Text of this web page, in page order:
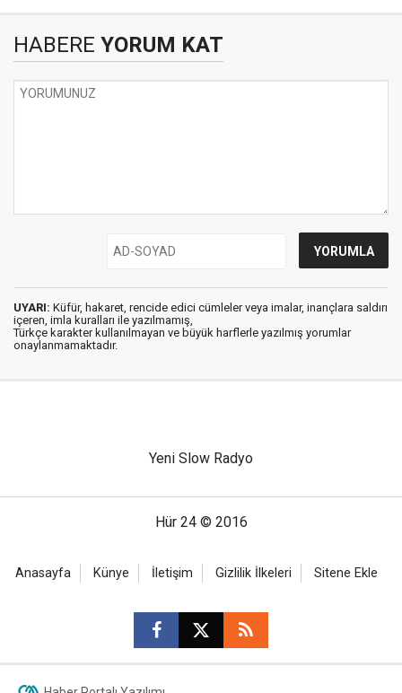
HABERE YORUM KAT
UYARI: Küfür, hakaret, rencide edici cümleler veya imalar, inançlara saldırı
içeren, imla kuralları ile yazılmamış,
Türkçe karakter kullanılmayan ve büyük harflerle yazılmış yorumlar
onaylanmamaktadır.
Yeni Slow Radyo
Hür 24 © 2016
Anasayfa Künye İletişim Gizlilik İlkeleri Sitene Ekle